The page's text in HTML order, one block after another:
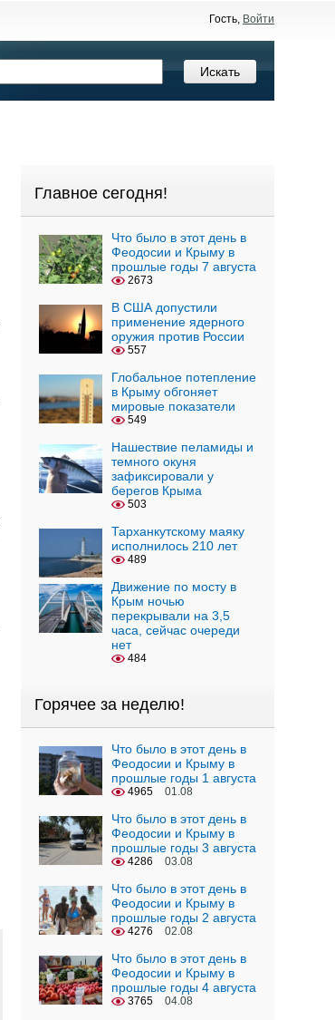
Гость, Войти
Главное сегодня!
Что было в этот день в
Феодосии и Крыму в
прошлые годы 7 августа
2673
В США допустили
применение ядерного
оружия против России
557
Глобальное потепление
в Крыму обгоняет
мировые показатели
549
Нашествие пеламиды и
темного окуня
зафиксировали у
берегов Крыма
503
Тарханкутскому маяку
исполнилось 210 лет
489
Движение по мосту в
Крым ночью
перекрывали на 3,5
часа, сейчас очереди
нет
484
Горячее за неделю!
Что было в этот день в
Феодосии и Крыму в
прошлые годы 1 августа
4965 01.08
Что было в этот день в
Феодосии и Крыму в
прошлые годы 3 августа
4286 03.08
Что было в этот день в
Феодосии и Крыму в
прошлые годы 2 августа
4276 02.08
Что было в этот день в
Феодосии и Крыму в
прошлые годы 4 августа
3765 04.08